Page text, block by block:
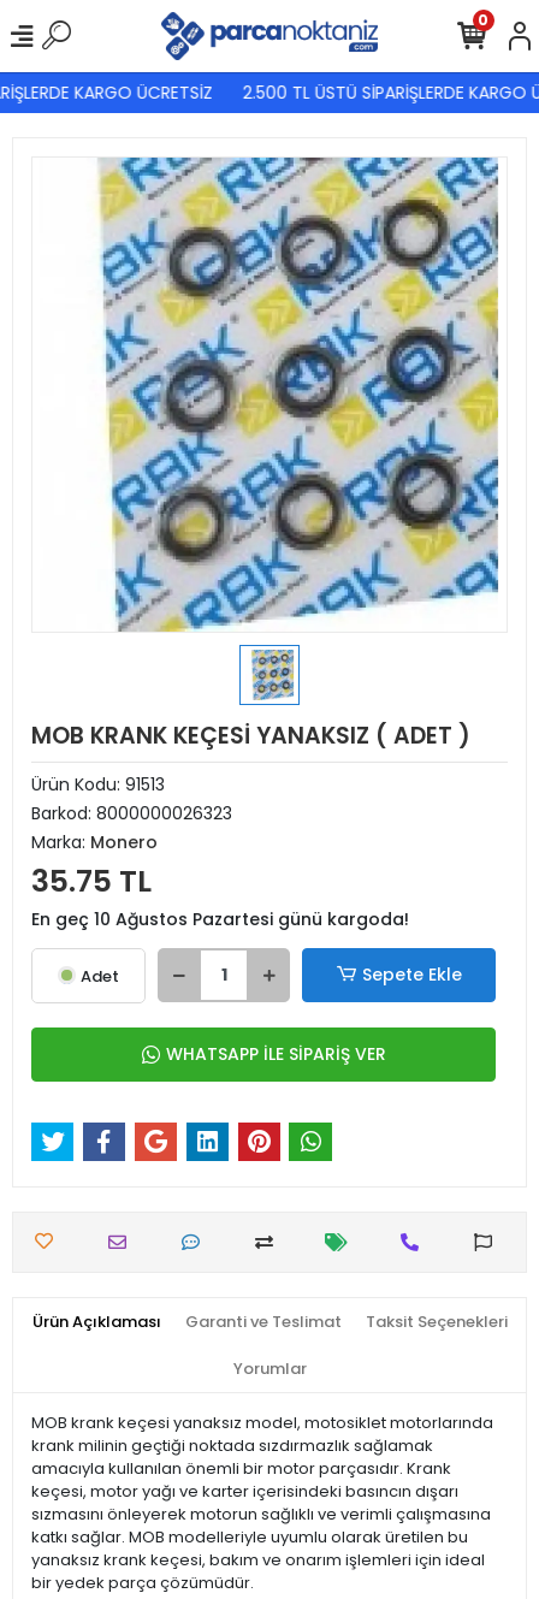
KARGO ÜCRETSİZ 2.500 TL ÜSTÜ SİPARİŞLERDE KARGO
0
MOB KRANK KEÇESİ YANAKSIZ ( ADET )
Ürün Kodu: 91513
Barkod: 8000000026323
Marka: Monero
35.75 TL
En geç 10 Ağustos Pazartesi günü kargoda!
Adet Sepete Ekle
WHATSAPP İLE SİPARİŞ VER
Ürün Açıklaması Garanti ve Teslimat Taksit Seçenekleri
Yorumlar
MOB krank keçesi yanaksız model, motosiklet motorlarında
krank milinin geçtiği noktada sızdırmazlık sağlamak
amacıyla kullanılan önemli bir motor parçasıdır. Krank
keçesi, motor yağı ve karter içerisindeki basıncın dışarı
sızmasını önleyerek motorun sağlıklı ve verimli çalışmasına
katkı sağlar. MOB modelleriyle uyumlu olarak üretilen bu
yanaksız krank keçesi, bakım ve onarım işlemleri için ideal
bir yedek parça çözümüdür.